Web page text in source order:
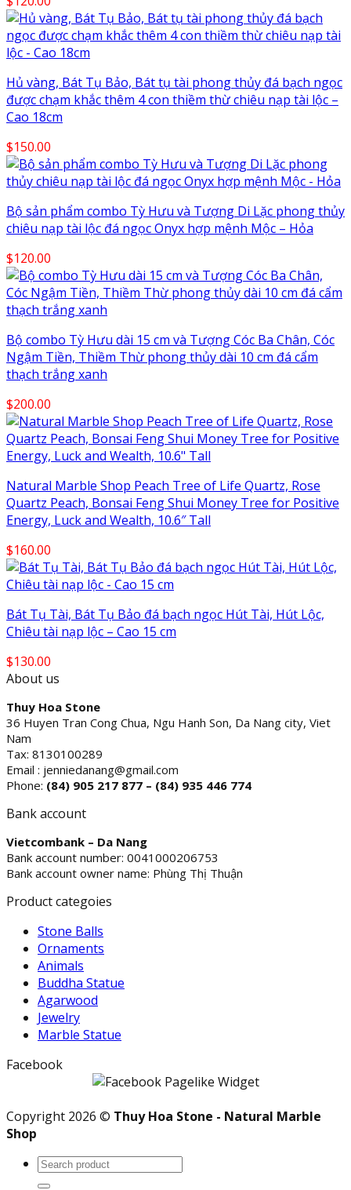
Hủ vàng, Bát Tụ Bảo, Bát tụ tài phong thủy đá bạch ngọc
được chạm khắc thêm 4 con thiềm thừ chiêu nạp tài lộc –
Cao 18cm
$150.00
Bộ sản phẩm combo Tỳ Hưu và Tượng Di Lặc phong thủy
chiêu nạp tài lộc đá ngọc Onyx hợp mệnh Mộc – Hỏa
$120.00
Bộ combo Tỳ Hưu dài 15 cm và Tượng Cóc Ba Chân, Cóc
Ngậm Tiền, Thiềm Thừ phong thủy dài 10 cm đá cẩm
thạch trắng xanh
$200.00
Natural Marble Shop Peach Tree of Life Quartz, Rose
Quartz Peach, Bonsai Feng Shui Money Tree for Positive
Energy, Luck and Wealth, 10.6″ Tall
$160.00
Bát Tụ Tài, Bát Tụ Bảo đá bạch ngọc Hút Tài, Hút Lộc,
Chiêu tài nạp lộc – Cao 15 cm
$130.00
About us
Thuy Hoa Stone
36 Huyen Tran Cong Chua, Ngu Hanh Son, Da Nang city, Viet
Nam
Tax: 8130100289
Email : jenniedanang@gmail.com
Phone: (84) 905 217 877 – (84) 935 446 774
Bank account
Vietcombank – Da Nang
Bank account number: 0041000206753
Bank account owner name: Phùng Thị Thuận
Product categoies
Stone Balls
Ornaments
Animals
Buddha Statue
Agarwood
Jewelry
Marble Statue
Facebook
Copyright 2026 © Thuy Hoa Stone - Natural Marble
Shop
Search
for: